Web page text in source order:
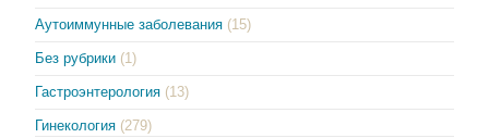
Аутоиммунные заболевания (15)
Без рубрики (1)
Гастроэнтерология (13)
Гинекология (279)